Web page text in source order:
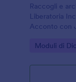
Raccogli e
Liberatoria
Acconto con
vogliono
Go to
Moduli di